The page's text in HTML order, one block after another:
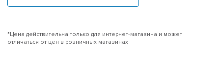
*Цена действительна только для интернет-магазина и может
отличаться от цен в розничных магазинах